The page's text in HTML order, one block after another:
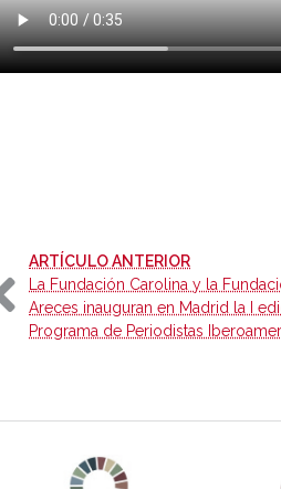
ARTÍCULO ANTERIOR-
La Fundación Carolina y la
Areces inauguran en Madrid la I
Programa de Periodistas